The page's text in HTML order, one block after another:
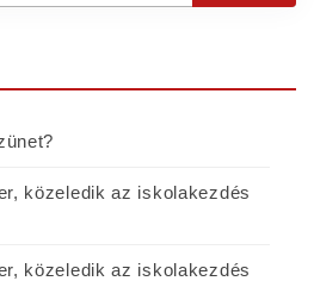
közeledik az iskolakezdés
közeledik az iskolakezdés